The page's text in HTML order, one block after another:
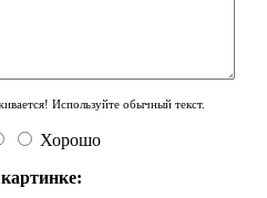
Используйте обычный текст.
Хорошо